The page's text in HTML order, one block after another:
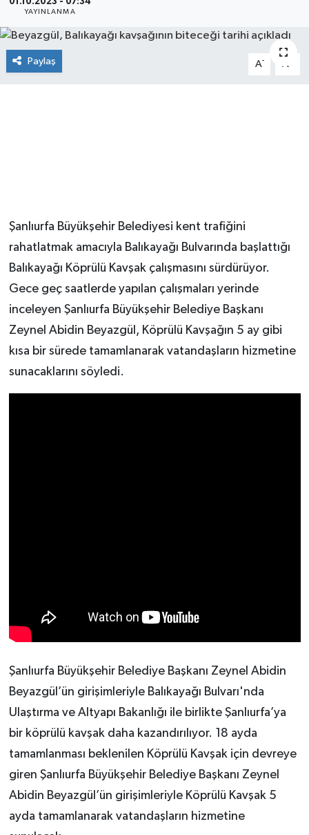
01.10.2023 - 07:34
YAYINLANMA
Paylaş A- A
Şanlıurfa Büyükşehir Belediyesi kent trafiğini
rahatlatmak amacıyla Balıkayağı Bulvarında başlattığı
Balıkayağı Köprülü Kavşak çalışmasını sürdürüyor.
Gece geç saatlerde yapılan çalışmaları yerinde
inceleyen Şanlıurfa Büyükşehir Belediye Başkanı
Zeynel Abidin Beyazgül, Köprülü Kavşağın 5 ay gibi
kısa bir sürede tamamlanarak vatandaşların hizmetine
sunacaklarını söyledi.
Şanlıurfa Büyükşehir Belediye Başkanı Zeynel Abidin
Beyazgül’ün girişimleriyle Balıkayağı Bulvarı'nda
Ulaştırma ve Altyapı Bakanlığı ile birlikte Şanlıurfa’ya
bir köprülü kavşak daha kazandırılıyor. 18 ayda
tamamlanması beklenilen Köprülü Kavşak için devreye
giren Şanlıurfa Büyükşehir Belediye Başkanı Zeynel
Abidin Beyazgül’ün girişimleriyle Köprülü Kavşak 5
ayda tamamlanarak vatandaşların hizmetine